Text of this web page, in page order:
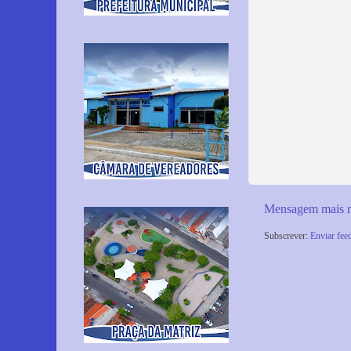
Mensagem mais
Subscrever: Enviar